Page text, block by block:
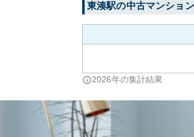
東湊駅の中古マンショ
2026年の集計結果